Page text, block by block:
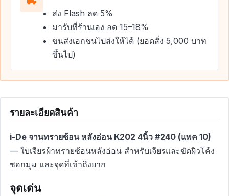
ส่ง Flash ลด 5%
มารับที่ร้านเอง ลด 15–18%
ขนส่งเอกชนไปส่งให้ได้ (ยอดสั่ง 5,000 บาท
ขึ้นไป)
รายละเอียดสินค้า
i-De จานทรายซ้อน หลังอ่อน K202 4นิ้ว #240 (แพค 10)
— ใบเจียรผ้าทรายซ้อนหลังอ่อน สำหรับเจียรและขัดผิวโค้ง
ซอกมุม และจุดที่เข้าถึงยาก
จุดเด่น